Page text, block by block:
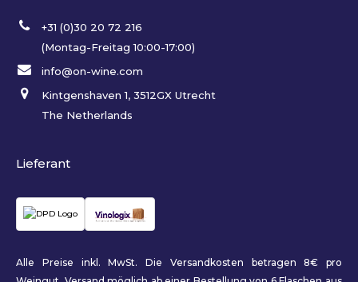
+31 (0)30 20 72 216
(Montag-Freitag 10:00-17:00)
info@on-wine.com
Kintgenshaven 1, 3512GX Utrecht
The Netherlands
Lieferant
Alle Preise inkl. MwSt. Die Versandkosten betragen 8€ pro